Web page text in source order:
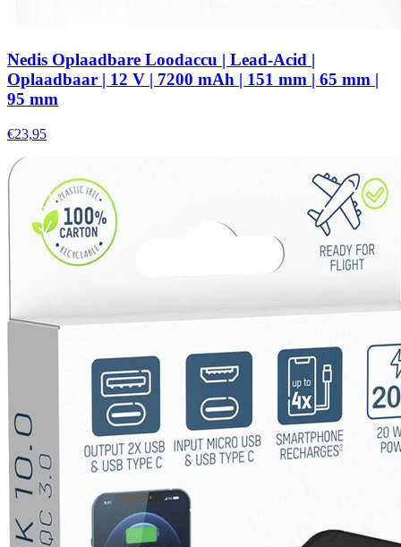
Nedis Oplaadbare Loodaccu | Lead-Acid |
Oplaadbaar | 12 V | 7200 mAh | 151 mm | 65 mm |
95 mm
€23,95